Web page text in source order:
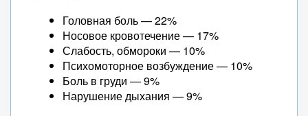
Головная боль — 22%
Носовое кровотечение — 17%
Слабость, обмороки — 10%
Психомоторное возбуждение — 10%
Боль в груди — 9%
Нарушение дыхания — 9%